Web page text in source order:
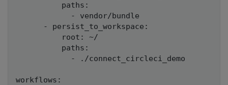
          paths:
            - vendor/bundle
      - persist_to_workspace:
          root: ~/
          paths:
            - ./connect_circleci_demo
workflows: